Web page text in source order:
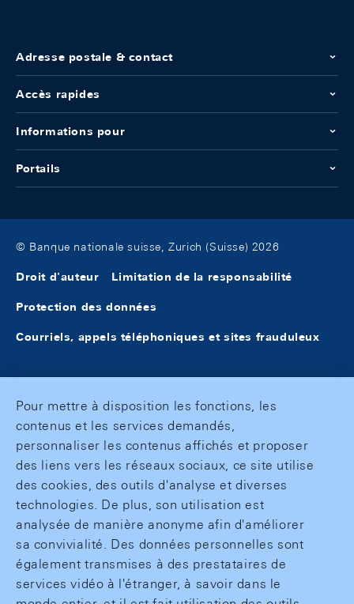
Adresse postale & contact
Accès rapides
Informations pour
Portails
© Banque nationale suisse, Zurich (Suisse) 2026
Droit d'auteur Limitation de la responsabilité
Protection des données
Courriels, appels téléphoniques et sites frauduleux
Pour mettre à disposition les fonctions, les
contenus et les services demandés,
personnaliser les contenus affichés et proposer
des liens vers les réseaux sociaux, ce site utilise
des cookies, des outils d'analyse et diverses
technologies. De plus, son utilisation est
analysée de manière anonyme afin d'améliorer
sa convivialité. Des données personnelles sont
également transmises à des prestataires de
services vidéo à l'étranger, à savoir dans le